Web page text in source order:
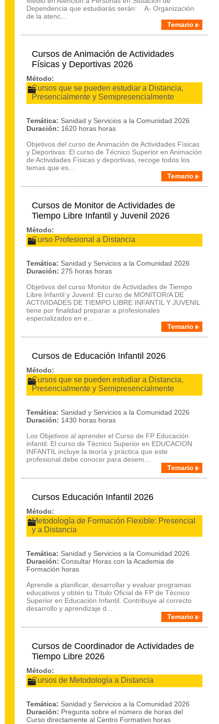
Dependencia que estudiarás serán: A- Organización
de la atenc...
Temario
Cursos de Animación de Actividades
Físicas y Deportivas 2026
Método:
Cursos que se pueden estudiar a Distancia,
Presencialmente y Semipresencialmente
Temática: Sanidad y Servicios a la Comunidad 2026
Duración: 1620 horas horas
Objetivos del curso de Animación de Actividades Físicas
y Deportivas: El curso de Técnico Superior en Animación
de Actividades Físicas y deportivas, recoge todos los
temas que es...
Temario
Cursos de Monitor de Actividades de
Tiempo Libre Infantil y Juvenil 2026
Método:
Curso Profesional a Distancia
Temática: Sanidad y Servicios a la Comunidad 2026
Duración: 275 horas horas
Objetivos del curso Monitor de Actividades de Tiempo
Libre Infantil y Juvenil: El curso de MONITOR/A DE
ACTIVIDADES DE TIEMPO LIBRE INFANTIL Y JUVENIL
tiene por finalidad preparar a profesionales
especializados en e...
Temario
Cursos de Educación Infantil 2026
Método:
Cursos que se pueden estudiar a Distancia,
Presencialmente y Semipresencialmente
Temática: Sanidad y Servicios a la Comunidad 2026
Duración: 1430 horas horas
Los Objetivos al aprender el Curso de FP Educación
infantil: El curso de Técnico Superior en EDUCACION
INFANTIL incluye la teoría y práctica que este
profesional debe conocer para desem...
Temario
Cursos Educación Infantil 2026
Método:
Metodología de Formación Flexible: Presencial
y a Distancia
Temática: Sanidad y Servicios a la Comunidad 2026
Duración: Consultar Horas con la Academia de
Formación horas
Aprende a planificar, desarrollar y evaluar programas
educativos y obtén tu Título Oficial de FP de Técnico
Superior en Educación Infantil. Contribuye al correcto
desarrollo y aprendizaje d...
Temario
Cursos de Coordinador de Actividades de
Tiempo Libre 2026
Método:
Cursos de Metodología a Distancia
Temática: Sanidad y Servicios a la Comunidad 2026
Duración: Pregunta sobre el número de horas del
Curso directamente al Centro Formativo horas